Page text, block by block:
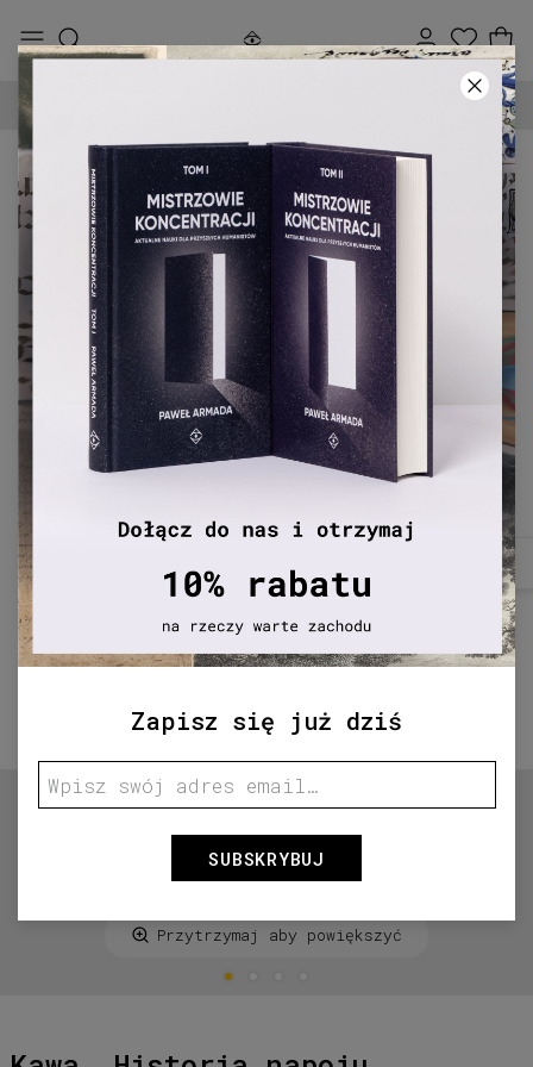
Przytrzymaj aby powiększyć
Zapisz się już dziś
SUBSKRYBUJ